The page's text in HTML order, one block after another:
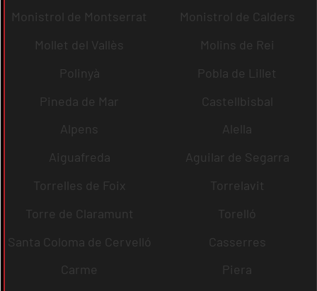
Monistrol de Montserrat
Monistrol de Calders
Mollet del Vallès
Molins de Rei
Polinyà
Pobla de Lillet
Pineda de Mar
Castellbisbal
Alpens
Alella
Aiguafreda
Aguilar de Segarra
Torrelles de Foix
Torrelavit
Torre de Claramunt
Torelló
Santa Coloma de Cervelló
Casserres
Carme
Piera